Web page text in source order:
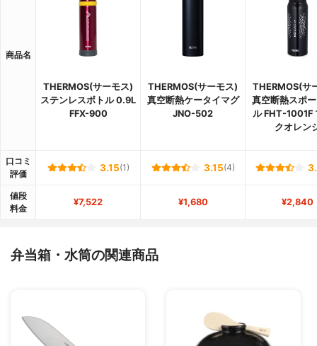
商品名
THERMOS(サーモス)
ステンレスボトル 0.9L
FFX-900
THERMOS(サーモス)
真空断熱ケータイマグ
JNO-502
THERMOS(サ
真空断熱スポ
ル FHT-1001F
クオレン
口コミ
評価
3.15(1) 3.15(4)
値段
料金
¥7,522 ¥1,680 ¥2,840
弁当箱・水筒の関連商品